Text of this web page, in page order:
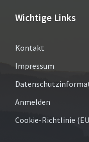
Wichtige Links
Kontakt
Impressum
Anmelden
Cookie-Richtlinie